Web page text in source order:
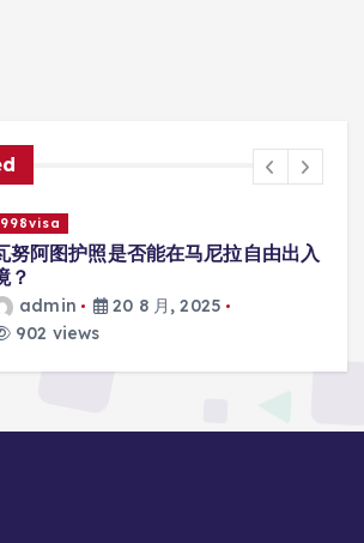
998visa
努阿图护照是否能在马尼拉使用国际
校的注册？
admin
20 8 月, 2025
817 views